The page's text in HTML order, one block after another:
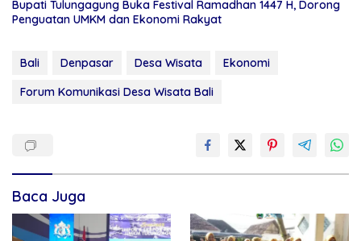
Bupati Tulungagung Buka Festival Ramadhan 1447 H, Dorong
Penguatan UMKM dan Ekonomi Rakyat
Bali Denpasar Desa Wisata
Ekonomi
Forum Komunikasi Desa Wisata Bali
Baca Juga